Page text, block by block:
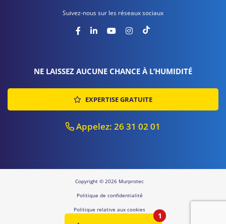
Suivez-nous sur les réseaux sociaux
NE LAISSEZ AUCUNE CHANCE À L’HUMIDITÉ
EXPERTISE GRATUITE
Appelez: 26 31 02 01
Copyright © 2026 Murprotec
Politique de confidentialité
Politique relative aux cookies
1